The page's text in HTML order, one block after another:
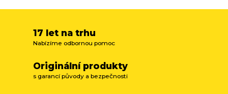
17 let na trhu
Nabízíme odbornou pomoc
Originální produkty
s garancí původy a bezpečnosti